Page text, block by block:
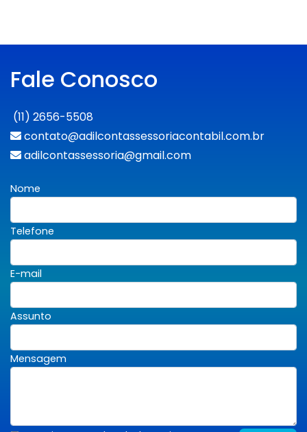
Fale Conosco
(11) 2656-5508
contato@adilcontassessoriacontabil.com.br
adilcontassessoria@gmail.com
Nome
Telefone
E-mail
Assunto
Mensagem